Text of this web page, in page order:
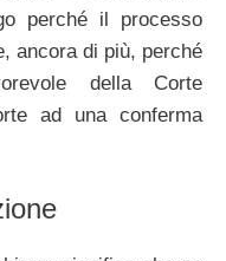
perché il processo
ancora di più, perché
della Corte
ad una conferma